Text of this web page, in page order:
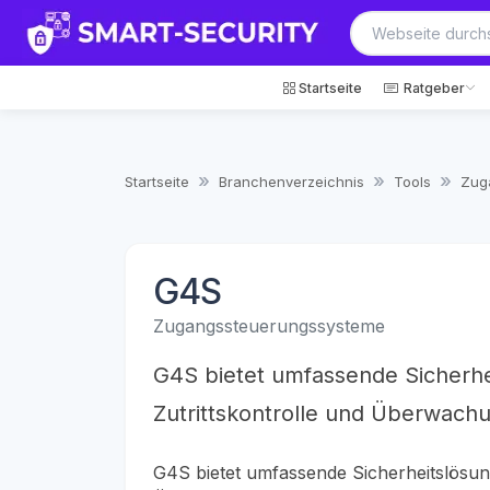
Startseite Ratgeber
Startseite Branchenverzeichnis Tools
G4S
Zugangssteuerungssysteme
G4S bietet umfassende
Zutrittskontrolle und
G4S bietet umfassende